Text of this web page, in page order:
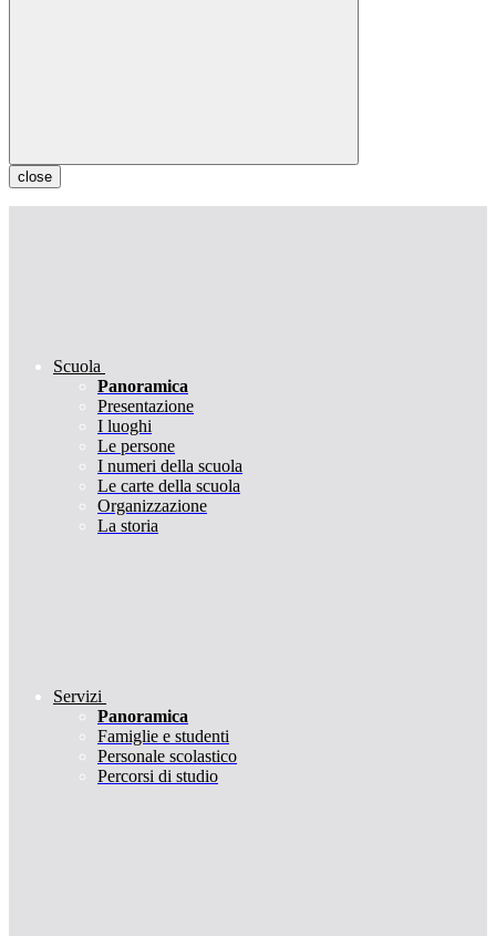
close
Scuola
Panoramica
Presentazione
I luoghi
Le persone
I numeri della scuola
Le carte della scuola
Organizzazione
La storia
Servizi
Panoramica
Famiglie e studenti
Personale scolastico
Percorsi di studio